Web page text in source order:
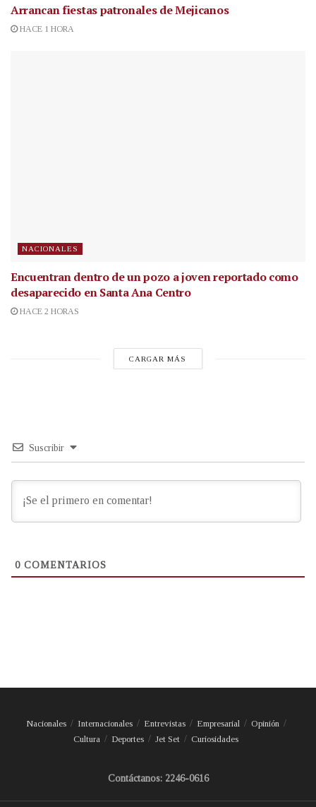
Arrancan fiestas patronales de Mejicanos
HACE 1 HORA
NACIONALES
Encuentran dentro de un pozo a joven reportado como
desaparecido en Santa Ana Centro
HACE 2 HORAS
CARGAR MÁS
Suscribir
0 COMENTARIOS
Nacionales Internacionales Entrevistas Empresarial
Opinión
Cultura
Deportes Jet Set Curiosidades
Contáctanos: 2246-0616